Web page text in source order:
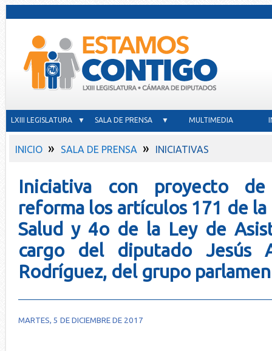
LXIII LEGISLATURA ▼ SALA DE PRENSA ▼ MULTIMEDIA
INICIO » SALA DE PRENSA » INICIATIVAS
Iniciativa con proyecto
reforma los artículos 171 de la
Salud y 4o de la Ley de
cargo del diputado Jesús
Rodríguez, del grupo
MARTES, 5 DE DICIEMBRE DE 2017